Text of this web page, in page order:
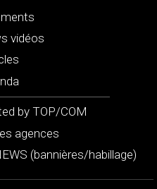
vidéos
by TOP/COM
agences
(bannières/habillage)